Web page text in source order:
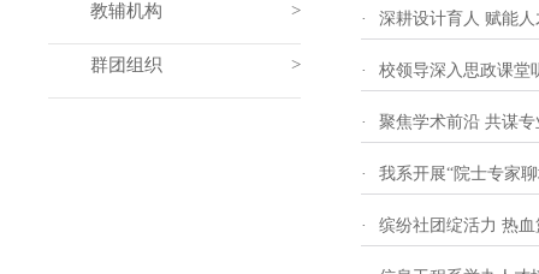
教辅机构
群团组织
· 深耕设计育人 赋能
· 校领导深入思政课堂
· 聚焦学术前沿 共谋
· 我系开展“院士专家
· 缤纷社团绽活力 热